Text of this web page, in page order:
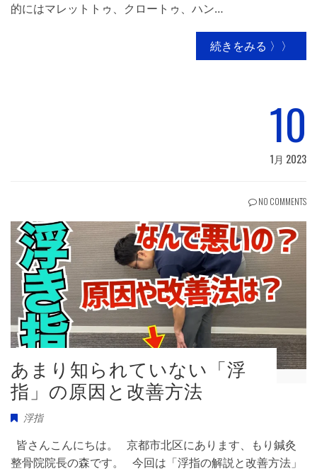
的にはマレットトゥ、クロートゥ、ハン…
続きをみる 〉〉
10
1月 2023
NO COMMENTS
あまり知られていない「浮
指」の原因と改善方法
浮指
皆さんこんにちは。 京都市北区にあります、もり鍼灸
整骨院院長の森です。 今回は「浮指の解説と改善方法」